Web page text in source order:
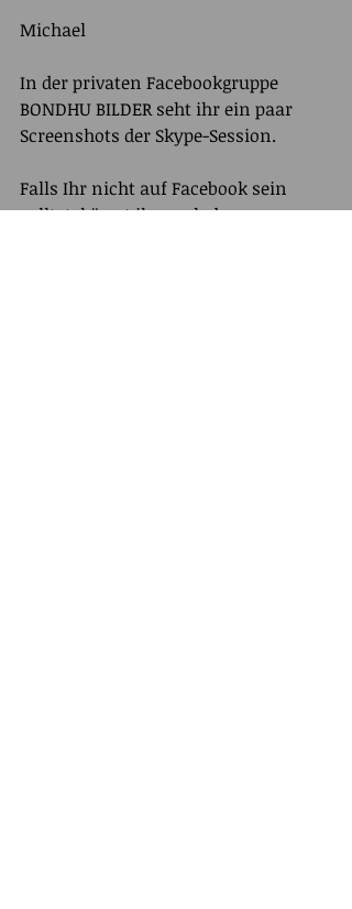
Michael
In der privaten Facebookgruppe
BONDHU BILDER seht ihr ein paar
Screenshots der Skype-Session.
Falls Ihr nicht auf Facebook sein
solltet, könnt ihr auch das